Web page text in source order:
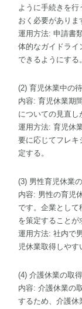
ように手続きを
おく必要がありま
運用方法: 申請書
体的なガイドライ
できるようにする。
(2) 育児休業中の
内容: 育児休業期
についての見直し
運用方法: 育児休
要に応じてフレキ
定する。
(3) 男性育児休業
内容: 男性の育児
です。企業として
を策定することが
運用方法: 社内で
児休業取得しやす
(4) 介護休業の取
内容: 介護休業の
するため、介護休